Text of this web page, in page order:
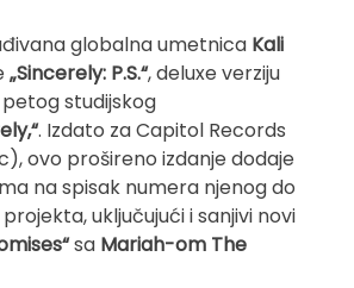
globalna umetnica Kali
„Sincerely: P.S.“, deluxe verziju
studijskog
. Izdato za Capitol Records
ovo prošireno izdanje dodaje
na spisak numera njenog do
uključujući i sanjivi novi
sa Mariah-om The